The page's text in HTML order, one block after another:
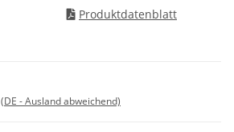
Produktdatenblatt
(DE - Ausland abweichend)